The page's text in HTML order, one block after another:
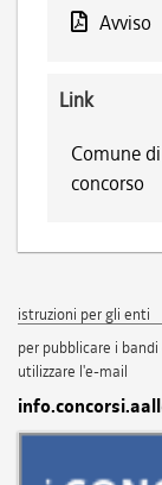
Avviso
Link
Comune
concorso
istruzioni per gli enti
per pubblicare i
utilizzare l'e-mail